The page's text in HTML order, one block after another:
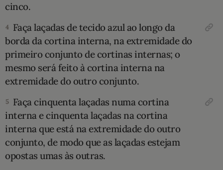
TEMAS
PERGUNTE À BÍBLIA IA
QUEM SOMOS
LOJA BÍBLIAON
cinco.
4 Faça laçadas de tecido azul ao longo da
borda da cortina interna, na extremidade do
primeiro conjunto de corti­nas internas; o
mesmo será feito à cortina inter­na na
extremidade do outro conjunto.
5 Faça cinquenta laçadas numa cortina
interna e cin­quenta laçadas na cortina
interna que está na extremidade do outro
conjunto, de modo que as laçadas estejam
opostas umas às outras.